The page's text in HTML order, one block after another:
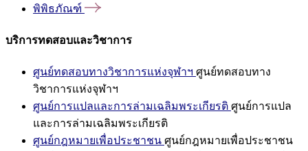
พิพิธภัณฑ์
บริการทดสอบและวิชาการ
ศูนย์ทดสอบทางวิชาการแห่งจุฬาฯ ศูนย์ทดสอบทาง
วิชาการแห่งจุฬาฯ
ศูนย์การแปลและการล่ามเฉลิมพระเกียรติ ศูนย์การแปล
และการล่ามเฉลิมพระเกียรติ
ศูนย์กฎหมายเพื่อประชาชน ศูนย์กฎหมายเพื่อประชาชน